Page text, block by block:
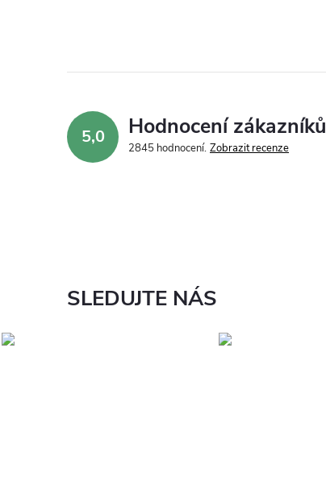
5,0 Hodnocení zákazníků
2845 hodnocení Zobrazit recenze
SLEDUJTE NÁS